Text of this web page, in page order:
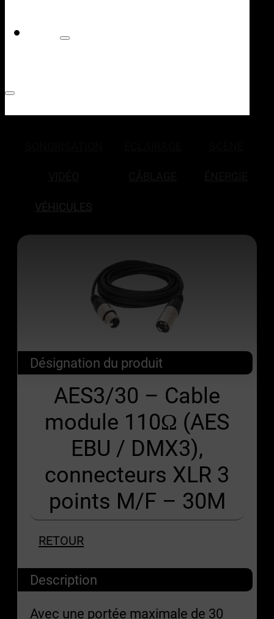
VÉHICULES
Désignation du produit
AES3/30 – Cable
module 110Ω (AES
EBU / DMX3),
connecteurs XLR 3
points M/F – 30M
RETOUR
Description
Avec une portée maximale de 30